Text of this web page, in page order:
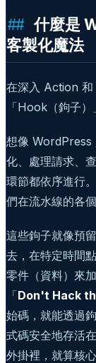
什麼是
客製化魔法
在深入 Action 和
「Hook（鉤子）
想像 WordPress
化、處理請求、
環節都依序進行
們在流水線的各
這些鉤子就像預
去，在特定時間
零件（資料）來
「Don't Hack
始碼，就能透過
式碼安全地存活
外掛裡，就算核